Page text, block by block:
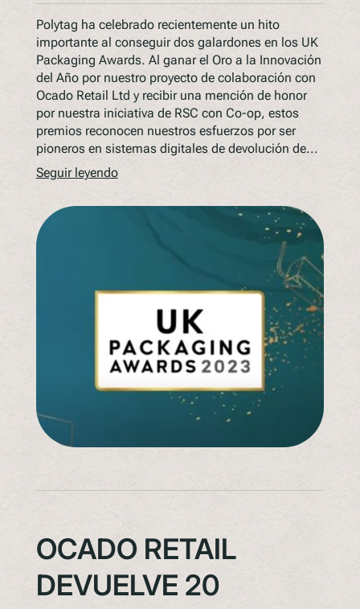
Polytag ha celebrado recientemente un hito
importante al conseguir dos galardones en los UK
Packaging Awards. Al ganar el Oro a la Innovación
del Año por nuestro proyecto de colaboración con
Ocado Retail Ltd y recibir una mención de honor
por nuestra iniciativa de RSC con Co-op, estos
premios reconocen nuestros esfuerzos por ser
pioneros en sistemas digitales de devolución de...
Seguir leyendo
OCADO RETAIL
DEVUELVE 20